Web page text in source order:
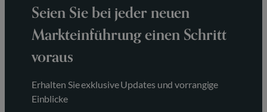
Seien Sie bei jeder neuen
Markteinführung einen Schritt
voraus
Erhalten Sie exklusive Updates und vorrangige
Einblicke